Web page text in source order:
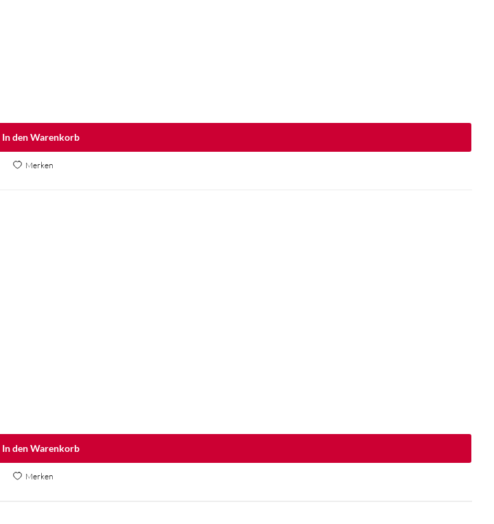
In den Warenkorb
Merken
In den Warenkorb
Merken